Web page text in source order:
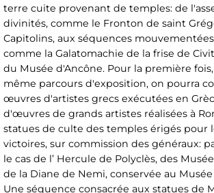
terre cuite provenant de temples: de
divinités, comme le Fronton de saint
Capitolins, aux séquences
comme la Galatomachie de la frise de
du Musée d'Ancône. Pour la première
même parcours d'exposition, on pourra
œuvres d'artistes grecs exécutées en
d'œuvres de grands artistes réalisées à
statues de culte des temples érigés pour
victoires, sur commission des généraux:
le cas de l’ Hercule de Polyclès, des
de la Diane de Nemi, conservée au
Une séquence consacrée aux statues de